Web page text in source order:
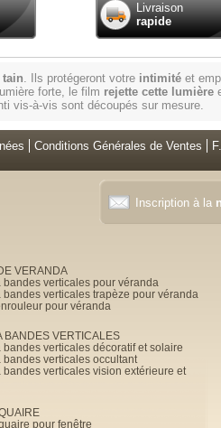
Livraison
rapide
. Ils protégeront votre intimité et
forte, le film rejette cette lumière
vis-à-vis sont découpés sur mesure.
Conditions Générales de Ventes
Inscription à la
VERANDA
bandes verticales pour véranda
bandes verticales trapèze pour véranda
pour véranda
BANDES VERTICALES
bandes verticales décoratif et solaire
bandes verticales occultant
bandes verticales vision extérieure et
pour fenêtre